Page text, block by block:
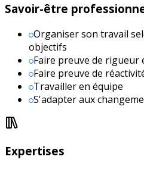
Savoir-être
Organiser son travail
objectifs
Faire preuve de rigueur
Faire preuve de
Travailler en équipe
S'adapter aux
Expertises